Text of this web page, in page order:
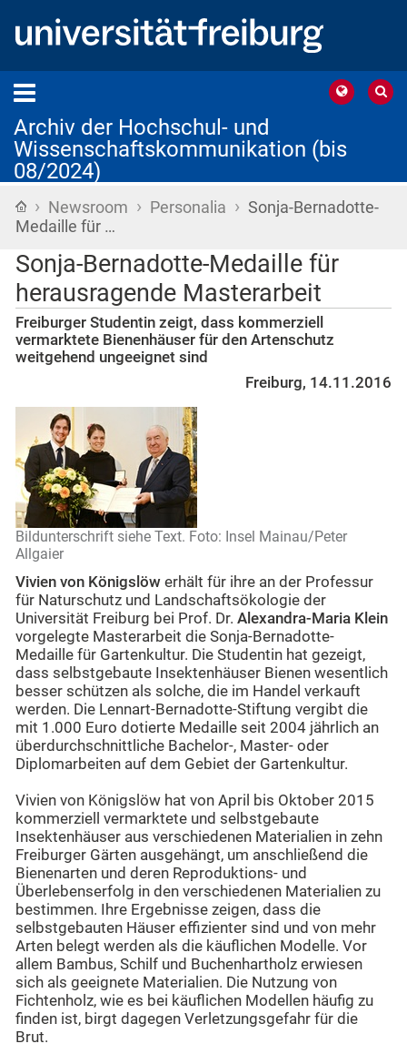
Archiv der Hochschul- und
Wissenschaftskommunikation (bis
08/2024)
Startseite
› Newsroom › Personalia › Sonja-Bernadotte-
Medaille für …
Sonja-Bernadotte-Medaille für
herausragende Masterarbeit
Freiburger Studentin zeigt, dass kommerziell
vermarktete Bienenhäuser für den Artenschutz
weitgehend ungeeignet sind
Freiburg, 14.11.2016
Bildunterschrift siehe Text. Foto: Insel Mainau/Peter
Allgaier
Vivien von Königslöw erhält für ihre an der Professur
für Naturschutz und Landschaftsökologie der
Universität Freiburg bei Prof. Dr. Alexandra-Maria Klein
vorgelegte Masterarbeit die Sonja-Bernadotte-
Medaille für Gartenkultur. Die Studentin hat gezeigt,
dass selbstgebaute Insektenhäuser Bienen wesentlich
besser schützen als solche, die im Handel verkauft
werden. Die Lennart-Bernadotte-Stiftung vergibt die
mit 1.000 Euro dotierte Medaille seit 2004 jährlich an
überdurchschnittliche Bachelor-, Master- oder
Diplomarbeiten auf dem Gebiet der Gartenkultur.
Vivien von Königslöw hat von April bis Oktober 2015
kommerziell vermarktete und selbstgebaute
Insektenhäuser aus verschiedenen Materialien in zehn
Freiburger Gärten ausgehängt, um anschließend die
Bienenarten und deren Reproduktions- und
Überlebenserfolg in den verschiedenen Materialien zu
bestimmen. Ihre Ergebnisse zeigen, dass die
selbstgebauten Häuser effizienter sind und von mehr
Arten belegt werden als die käuflichen Modelle. Vor
allem Bambus, Schilf und Buchenhartholz erwiesen
sich als geeignete Materialien. Die Nutzung von
Fichtenholz, wie es bei käuflichen Modellen häufig zu
finden ist, birgt dagegen Verletzungsgefahr für die
Brut.